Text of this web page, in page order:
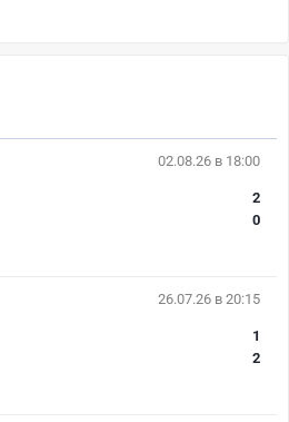
02.08.26 в 18:00
2
0
26.07.26 в 20:15
1
2